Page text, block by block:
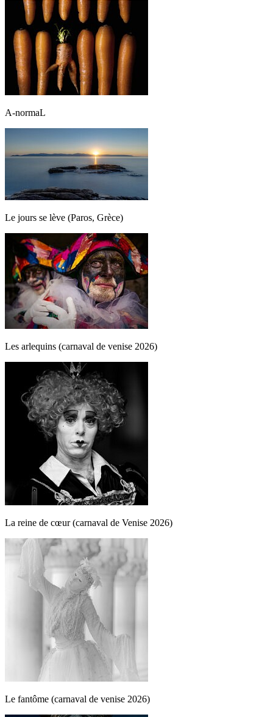
A-normaL
Le jours se lève (Paros, Grèce)
Les arlequins (carnaval de venise 2026)
La reine de cœur (carnaval de Venise 2026)
Le fantôme (carnaval de venise 2026)